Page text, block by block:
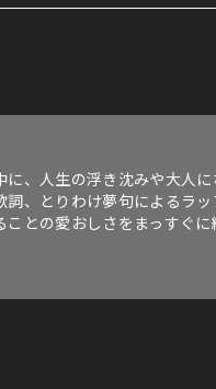
、人生の浮き沈みや大人
、とりわけ夢句によるラ
との愛おしさをまっすぐに